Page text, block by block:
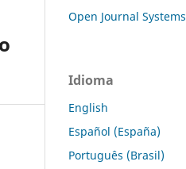
Open Journal Systems
Idioma
English
Español (España)
Português (Brasil)